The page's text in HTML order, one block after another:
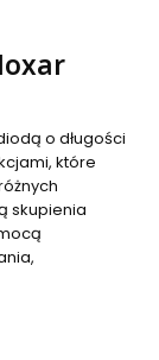
o długości
które
skupienia